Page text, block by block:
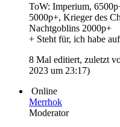
ToW: Imperium,
5000p+, Krieger des
Nachtgoblins 2000p+
+ Steht für, ich habe
8 Mal editiert, zuletzt
2023 um 23:17)
Online
Merrhok
Moderator